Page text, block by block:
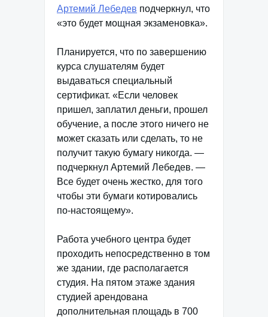
Артемий Лебедев подчеркнул, что
«это будет мощная экзаменовка».
Планируется, что по завершению
курса слушателям будет
выдаваться специальный
сертификат. «Если человек
пришел, заплатил деньги, прошел
обучение, а после этого ничего не
может сказать или сделать, то не
получит такую бумагу никогда. —
подчеркнул Артемий Лебедев. —
Все будет очень жестко, для того
чтобы эти бумаги котировались
по-настоящему».
Работа учебного центра будет
проходить непосредственно в том
же здании, где располагается
студия. На пятом этаже здания
студией арендована
дополнительная площадь в 700